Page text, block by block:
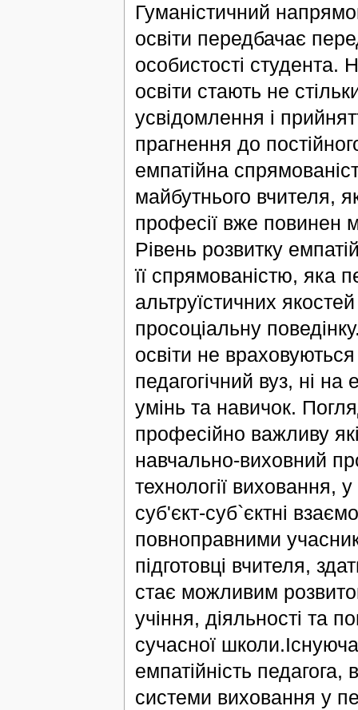
Гуманістичний
освіти передбачає
особистості студента.
освіти стають не
усвідомлення і
прагнення до
емпатійна
майбутнього вчителя,
професії вже повинен
Рівень розвитку
її спрямованістю, яка
альтруїстичних
просоціальну
освіти не
педагогічний вуз, ні
умінь та навичок.
професійно важливу
навчально-виховний
технології виховання,
суб'єкт-суб`єктні
повноправними
підготовці вчителя,
стає можливим
учіння, діяльності та
сучасної
емпатійність
системи виховання у